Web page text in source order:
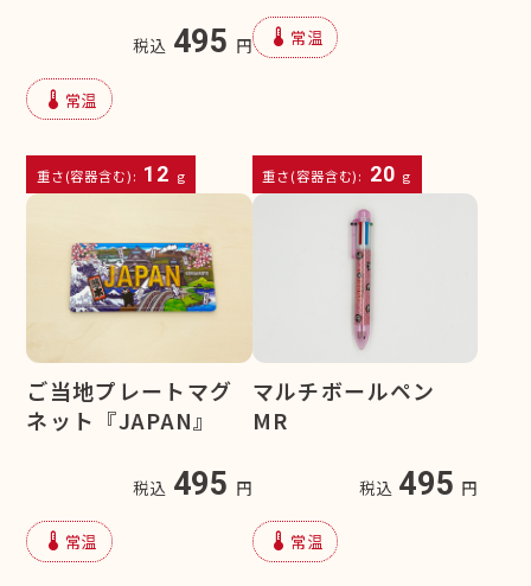
税込 495 円
device_thermostat 常温
重さ(容器含む): 12 g
device_thermostat 常温
重さ(容器含む): 20 g
ご当地プレートマグ
ネット『JAPAN』
税込 495 円
device_thermostat 常温
マルチボールペン
MR
税込 495 円
device_thermostat 常温